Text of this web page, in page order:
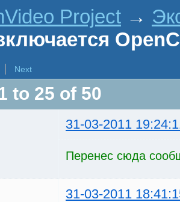
Project →
Next
to 25 of 50
31-03-2011
Перенес сюда
31-03-2011